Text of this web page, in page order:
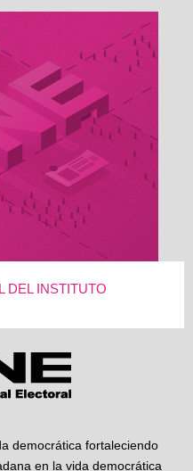
DEL INSTITUTO
democrática fortaleciendo
en la vida democrática